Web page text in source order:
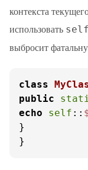
контекста
использовать self
выбросит
class
public
echo
self ::
}
}